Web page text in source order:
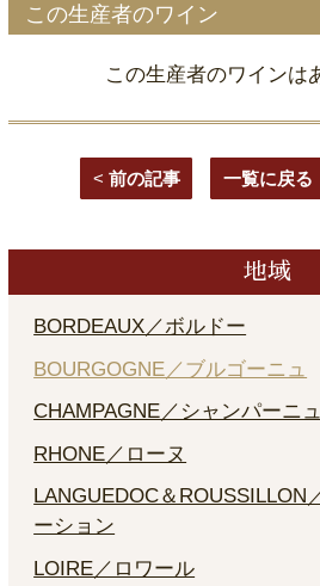
この生産者のワイン
この生産者のワインは
< 前の記事 一覧に戻る
地域
BORDEAUX／ボルドー
BOURGOGNE／ブルゴーニュ
CHAMPAGNE／シャンパーニュ
RHONE／ローヌ
LANGUEDOC＆ROUSSILLON
ーション
LOIRE／ロワール